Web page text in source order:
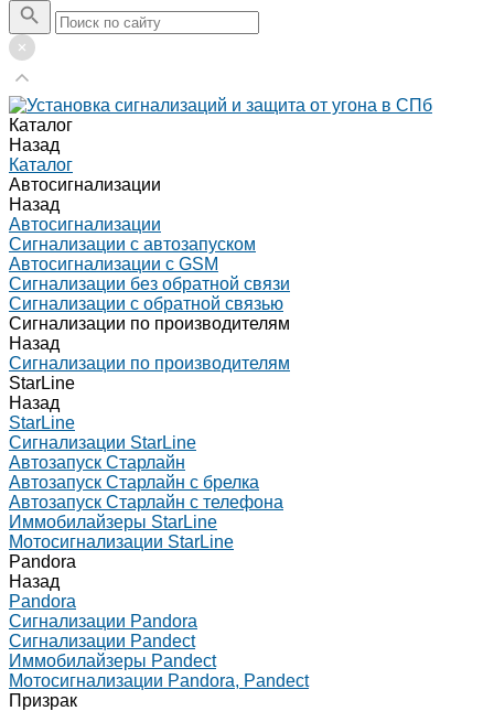
Каталог
Назад
Каталог
Автосигнализации
Назад
Автосигнализации
Сигнализации с автозапуском
Автосигнализации с GSM
Сигнализации без обратной связи
Сигнализации с обратной связью
Сигнализации по производителям
Назад
Сигнализации по производителям
StarLine
Назад
StarLine
Сигнализации StarLine
Автозапуск Старлайн
Автозапуск Старлайн с брелка
Автозапуск Старлайн с телефона
Иммобилайзеры StarLine
Мотосигнализации StarLine
Pandora
Назад
Pandora
Сигнализации Pandora
Сигнализации Pandect
Иммобилайзеры Pandect
Мотосигнализации Pandora, Pandect
Призрак